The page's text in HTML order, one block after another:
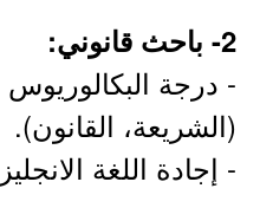
2- باحث قانوني:
- درجة
(الشريعة، القانون).
- إجادة اللغة